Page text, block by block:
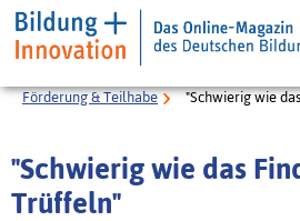
Förderung & Teilhabe "Schwierig wie
"Schwierig wie das
Trüffeln"